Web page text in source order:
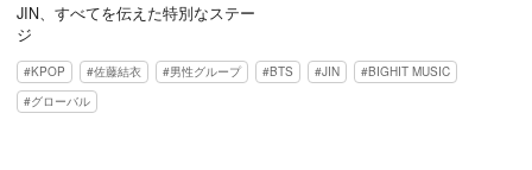
JIN、すべてを伝えた特別なステー
ジ
KPOP 佐藤結衣 男性グループ BTS JIN
BIGHIT MUSIC
グローバル